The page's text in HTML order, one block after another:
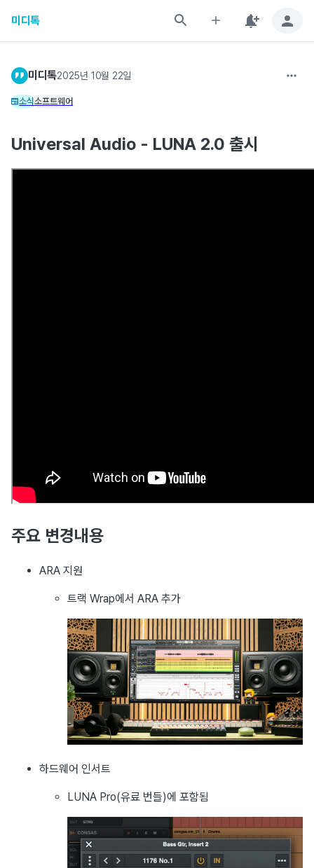
미디톡
미디톡2025년 10월 22일
소식소프트웨어
Universal Audio - LUNA 2.0 출시
주요 변경내용
ARA 지원
트랙 Wrap에서 ARA 추가
하드웨어 인서트
LUNA Pro(유료 번들)에 포함됨